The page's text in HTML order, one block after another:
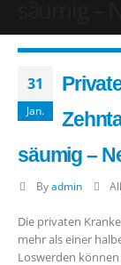
31
Jan.
säumig –
By admin
Die privaten
mehr als einer
Loswerden